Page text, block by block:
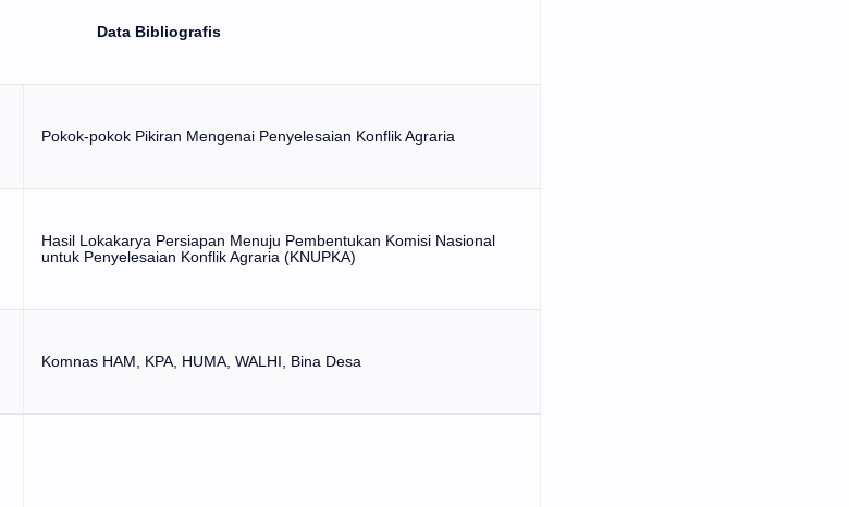
Data Bibliografis
Pokok-pokok Pikiran Mengenai Penyelesaian Konflik Agraria
Hasil Lokakarya Persiapan Menuju Pembentukan Komisi Nasional
untuk Penyelesaian Konflik Agraria (KNUPKA)
Komnas HAM, KPA, HUMA, WALHI, Bina Desa